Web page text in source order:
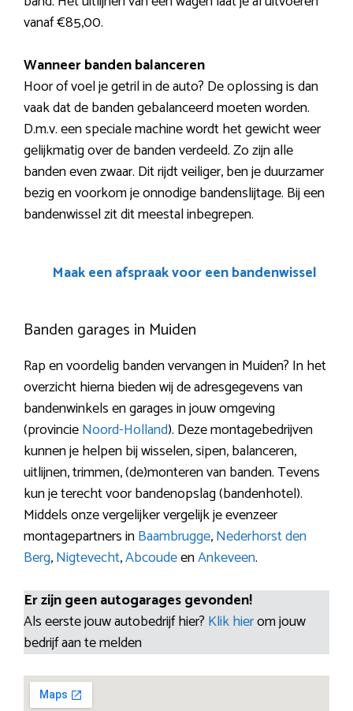
vanaf €85,00.
Wanneer banden balanceren
Hoor of voel je getril in de auto? De oplossing is dan
vaak dat de banden gebalanceerd moeten worden.
D.m.v. een speciale machine wordt het gewicht weer
gelijkmatig over de banden verdeeld. Zo zijn alle
banden even zwaar. Dit rijdt veiliger, ben je duurzamer
bezig en voorkom je onnodige bandenslijtage. Bij een
bandenwissel zit dit meestal inbegrepen.
Maak een afspraak voor een bandenwissel
Banden garages in Muiden
Rap en voordelig banden vervangen in Muiden? In het
overzicht hierna bieden wij de adresgegevens van
bandenwinkels en garages in jouw omgeving
(provincieNoord-Holland). Deze montagebedrijven
kunnen je helpen bij wisselen, sipen, balanceren,
uitlijnen, trimmen, (de)monteren van banden. Tevens
kun je terecht voor bandenopslag (bandenhotel).
Middels onze vergelijker vergelijk je evenzeer
montagepartners inBaambrugge,Nederhorst den
Berg,Nigtevecht,AbcoudeenAnkeveen.
Er zijn geen autogarages gevonden!
Als eerste jouw autobedrijf hier? Klik hierom jouw
bedrijf aan te melden